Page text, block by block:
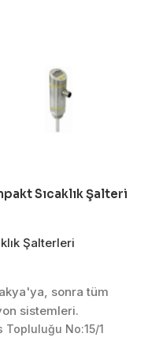
Sıcaklık Şalteri
Şalterleri
sonra tüm
sistemleri.
Topluluğu No:15/1